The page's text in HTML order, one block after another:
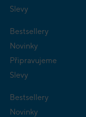
Slevy
Bestsellery
Novinky
Připravujeme
Slevy
Bestsellery
Novinky